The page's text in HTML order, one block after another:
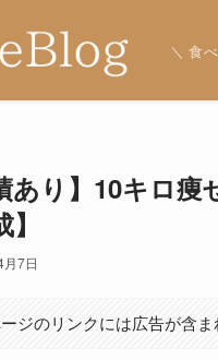
＼ 食
あり】10キロ
7日
ジのリンクには広告が含ま